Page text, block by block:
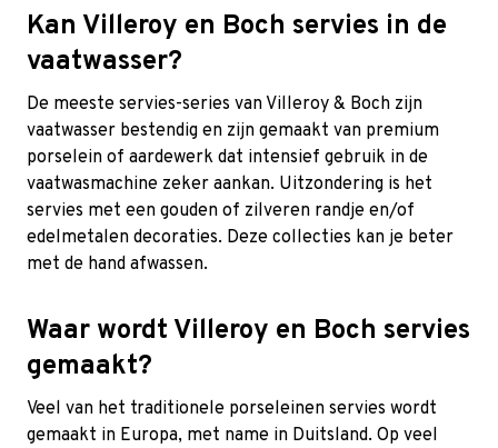
Kan Villeroy en Boch servies in de
vaatwasser?
De meeste servies-series van Villeroy & Boch zijn
vaatwasser bestendig en zijn gemaakt van premium
porselein of aardewerk dat intensief gebruik in de
vaatwasmachine zeker aankan. Uitzondering is het
servies met een gouden of zilveren randje en/of
edelmetalen decoraties. Deze collecties kan je beter
met de hand afwassen.
Waar wordt Villeroy en Boch servies
gemaakt?
Veel van het traditionele porseleinen servies wordt
gemaakt in Europa, met name in Duitsland. Op veel